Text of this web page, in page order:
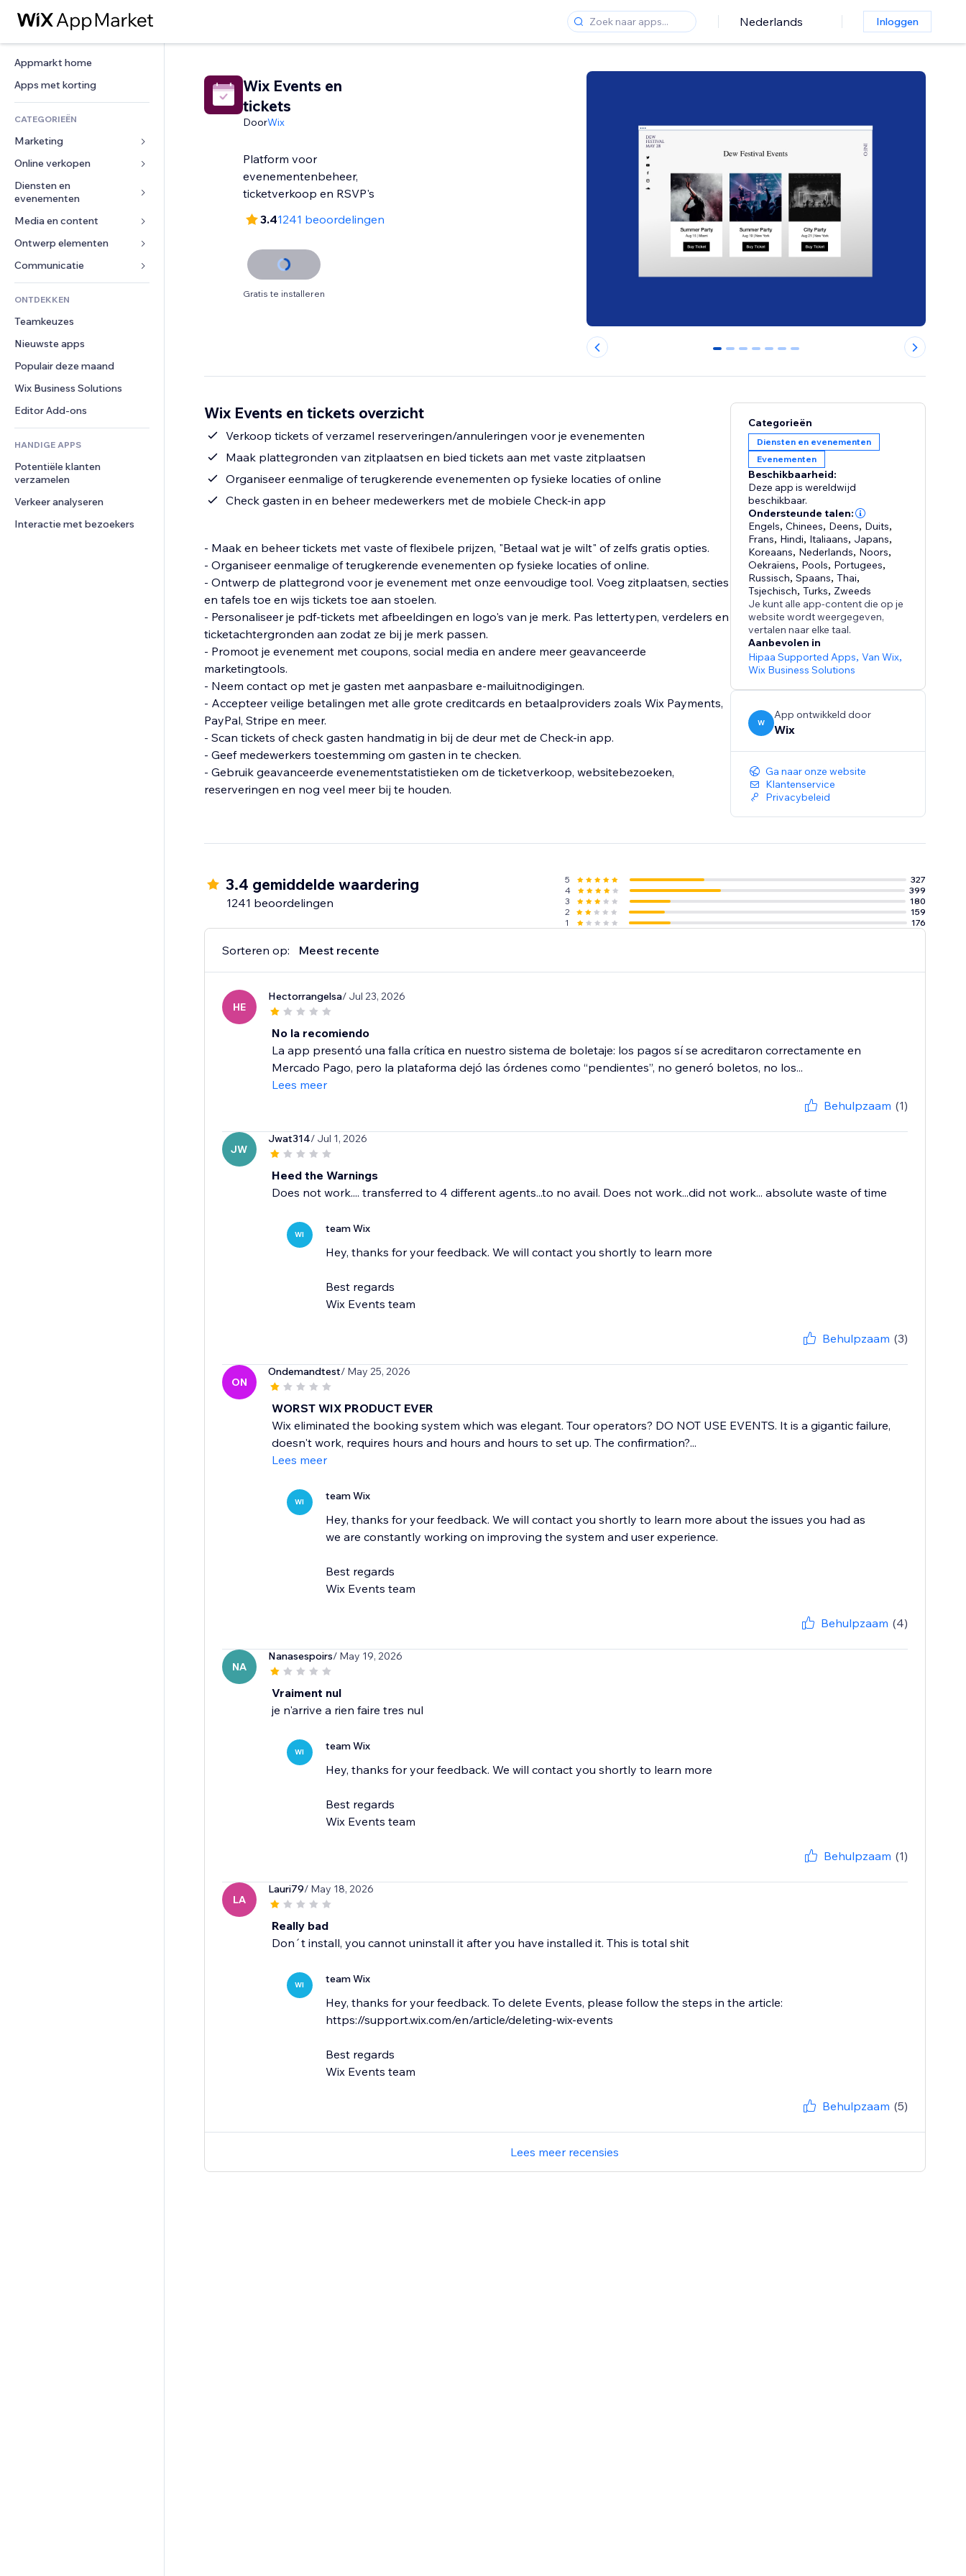
Nederlands Inloggen
Appmarkt home
Apps met korting
CATEGORIEËN
Marketing
Advertenties
Mobiel
Analytics
Social media
SEO
Betrokkenheid
Websitevermeldingen
E-mail
Conversie
Online verkopen
Apps voor webshops
Verzending en levering
Verkoopknoppen
Online cursussen
Print on demand
Boekhouding
Coupons en loyaliteit
Opslagoplossingen
Dropshipping
Prijzen en abonnementen
Crowdfunding
Eten en drinken
Diensten en
evenementen
Hotels
Evenementen
Restaurants
Vastgoed
Boekingen
Media en content
Galerij
Muziek
Podcasts
Fotografie
Video
PDF
Bestanden delen
Nieuws
Ontwerp elementen
Kaarten en navigatie
Privacy en beveiliging
Ontime
Pagina templates
Afbeeldingseffecten
Knoppen en menu's
Banners en badges
Rekenmachines
Zoeken
Weer
Grafieken en tabellen
Formulieren
Enquêtes
Chat
Opmerkingen
Telefoonnummer
Community
Beoordelingen en testimonials
CRM
ONTDEKKEN
Teamkeuzes
Nieuwste apps
Populair deze maand
Wix Business Solutions
Editor Add-ons
HANDIGE APPS
Potentiële klanten
verzamelen
Verkeer analyseren
Interactie met bezoekers
Wix Events en
tickets
DoorWix
Platform voor
evenementenbeheer,
ticketverkoop en RSVP's
3.41241 beoordelingen
Gratis te installeren
0 1 2 3 4 5 6
Wix Events en tickets overzicht
Verkoop tickets of verzamel reserveringen/annuleringen voor je evenementen
Maak plattegronden van zitplaatsen en bied tickets aan met vaste zitplaatsen
Organiseer eenmalige of terugkerende evenementen op fysieke locaties of online
Check gasten in en beheer medewerkers met de mobiele Check-in app
- Maak en beheer tickets met vaste of flexibele prijzen, "Betaal wat je wilt" of zelfs gratis opties.
- Organiseer eenmalige of terugkerende evenementen op fysieke locaties of online.
- Ontwerp de plattegrond voor je evenement met onze eenvoudige tool. Voeg zitplaatsen, secties
en tafels toe en wijs tickets toe aan stoelen.
- Personaliseer je pdf-tickets met afbeeldingen en logo's van je merk. Pas lettertypen, verdelers en
ticketachtergronden aan zodat ze bij je merk passen.
- Promoot je evenement met coupons, social media en andere meer geavanceerde
marketingtools.
- Neem contact op met je gasten met aanpasbare e-mailuitnodigingen.
- Accepteer veilige betalingen met alle grote creditcards en betaalproviders zoals Wix Payments,
PayPal, Stripe en meer.
- Scan tickets of check gasten handmatig in bij de deur met de Check-in app.
- Geef medewerkers toestemming om gasten in te checken.
- Gebruik geavanceerde evenementstatistieken om de ticketverkoop, websitebezoeken,
reserveringen en nog veel meer bij te houden.
Categorieën
Diensten en evenementen
Evenementen
Beschikbaarheid:
Deze app is wereldwijd
beschikbaar.
Ondersteunde talen:
Engels,Chinees, Deens, Duits,
Frans, Hindi, Italiaans, Japans,
Koreaans, Nederlands, Noors,
Oekraïens, Pools, Portugees,
Russisch,Spaans,Thai,
Tsjechisch,Turks, Zweeds
Je kunt alle app-content die op je
website wordt weergegeven,
vertalen naar elke taal.
Aanbevolen in
Hipaa Supported Apps,Van Wix,
Wix Business Solutions
W
App ontwikkeld door
Wix
Ga naar onze website
Klantenservice
Privacybeleid
3.4 gemiddelde waardering
1241 beoordelingen
5
327
4
399
3
180
2
159
1
176
Sorteren op: Meest recente
HE
Hectorrangelsa/ Jul 23, 2026
No la recomiendo
La app presentó una falla crítica en nuestro sistema de boletaje: los pagos sí se acreditaron correctamente en
Mercado Pago, pero la plataforma dejó las órdenes como “pendientes”, no generó boletos, no los...
Lees meer
Behulpzaam (1)
JW
Jwat314/ Jul 1, 2026
Heed the Warnings
Does not work.... transferred to 4 different agents...to no avail. Does not work...did not work... absolute waste of time
WI team Wix
Hey, thanks for your feedback. We will contact you shortly to learn more
Best regards
Wix Events team
Behulpzaam (3)
ON
Ondemandtest/ May 25, 2026
WORST WIX PRODUCT EVER
Wix eliminated the booking system which was elegant. Tour operators? DO NOT USE EVENTS. It is a gigantic failure,
doesn't work, requires hours and hours and hours to set up. The confirmation?...
Lees meer
WI team Wix
Hey, thanks for your feedback. We will contact you shortly to learn more about the issues you had as
we are constantly working on improving the system and user experience.
Best regards
Wix Events team
Behulpzaam (4)
NA
Nanasespoirs/ May 19, 2026
Vraiment nul
je n'arrive a rien faire tres nul
WI team Wix
Hey, thanks for your feedback. We will contact you shortly to learn more
Best regards
Wix Events team
Behulpzaam (1)
LA
Lauri79/ May 18, 2026
Really bad
Don´t install, you cannot uninstall it after you have installed it. This is total shit
WI team Wix
Hey, thanks for your feedback. To delete Events, please follow the steps in the article:
https://support.wix.com/en/article/deleting-wix-events
Best regards
Wix Events team
Behulpzaam (5)
Lees meer recensies